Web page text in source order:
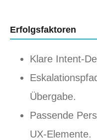
Erfolgsfaktoren
Klare Intent-
Übergabe.
Passende
UX-Elemente.